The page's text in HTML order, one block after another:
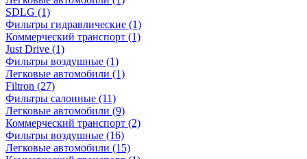
SDLG (1)
Фильтры гидравлические (1)
Коммерческий транспорт (1)
Just Drive (1)
Фильтры воздушные (1)
Легковые автомобили (1)
Filtron (27)
Фильтры салонные (11)
Легковые автомобили (9)
Коммерческий транспорт (2)
Фильтры воздушные (16)
Легковые автомобили (15)